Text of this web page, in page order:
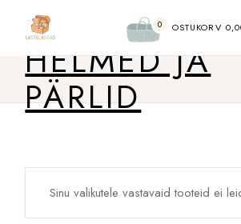
0 OSTUKORV
HELMED JA
PÄRLID
Sinu valikutele vastavaid tooteid ei